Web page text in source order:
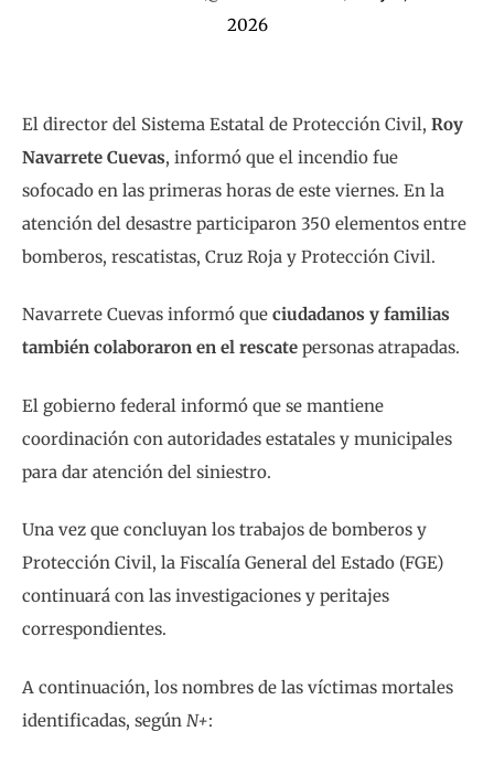
2026
El director del Sistema Estatal de Protección Civil, Roy
Navarrete Cuevas, informó que el incendio fue
sofocado en las primeras horas de este viernes. En la
atención del desastre participaron 350 elementos entre
bomberos, rescatistas, Cruz Roja y Protección Civil.
Navarrete Cuevas informó que ciudadanos y familias
también colaboraron en el rescate personas atrapadas.
El gobierno federal informó que se mantiene
coordinación con autoridades estatales y municipales
para dar atención del siniestro.
Una vez que concluyan los trabajos de bomberos y
Protección Civil, la Fiscalía General del Estado (FGE)
continuará con las investigaciones y peritajes
correspondientes.
A continuación, los nombres de las víctimas mortales
identificadas, según N+: